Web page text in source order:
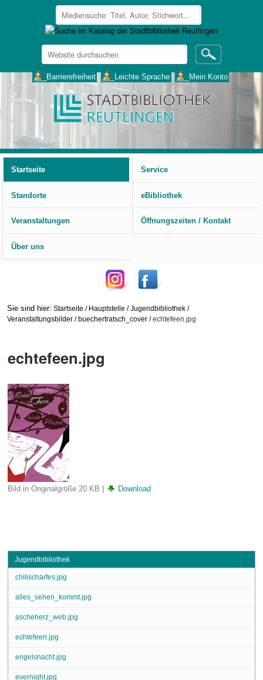
Website
durchsuchen
___Barrierefreiheit ___Leichte Sprache ___Mein Konto
Startseite
Service
Standorte eBibliothek
Veranstaltungen Öffnungszeiten / Kontakt
Über uns
Sie sind hier: Startseite / Hauptstelle /Jugendbibliothek /
Veranstaltungsbilder /buechertratsch_cover /echtefeen.jpg
echtefeen.jpg
Bild in Originalgröße 20 KB | Download
Jugendbibliothek
chilischarfes.jpg
alles_sehen_kommt.jpg
ascheherz_web.jpg
echtefeen.jpg
engelsnacht.jpg
evernight.jpg